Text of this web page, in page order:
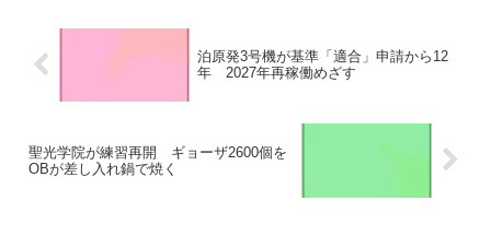
泊原発3号機が基準「適合」申請から12
年 2027年再稼働めざす
聖光学院が練習再開 ギョーザ2600個を
OBが差し入れ鍋で焼く